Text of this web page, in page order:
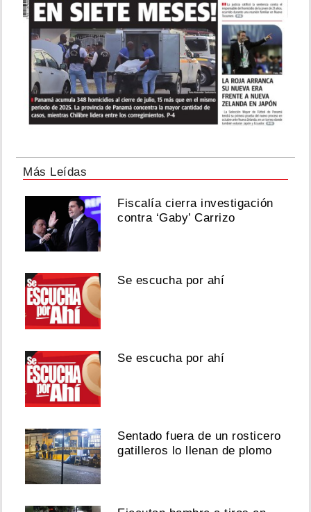
Más Leídas
Fiscalía cierra investigación
contra ‘Gaby’ Carrizo
Se escucha por ahí
Se escucha por ahí
Sentado fuera de un rosticero
gatilleros lo llenan de plomo